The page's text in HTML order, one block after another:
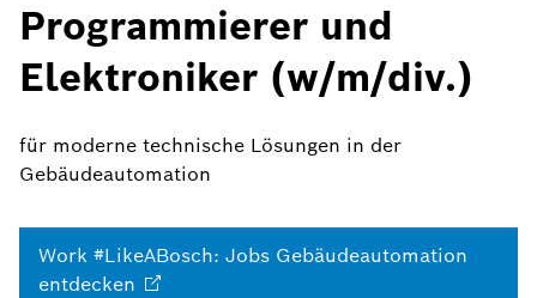
Programmierer und
Elektroniker (w/m/div.)
für moderne technische Lösungen in der
Gebäudeautomation
Work #LikeABosch: Jobs Gebäudeautomation
entdecken